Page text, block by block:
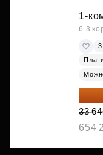
1-
6.3
3
25
33
654